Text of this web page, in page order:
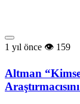
1 yıl önce 159
Altman